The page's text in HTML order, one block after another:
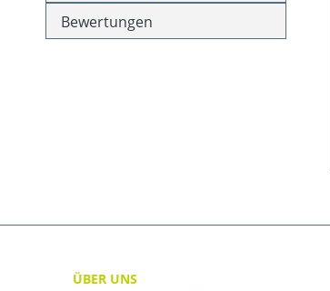
Bewertungen
ÜBER UNS